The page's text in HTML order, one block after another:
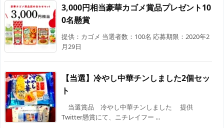
3,000円相当豪華カゴメ賞品プレゼント10
0名懸賞
提供：カゴメ 当選者数：100名 応募期限：2020年2
月29日
【当選】冷やし中華チンしました2個セッ
ト
当選賞品 冷やし中華チンしました 提供
Twitter懸賞にて、ニチレイフー ...